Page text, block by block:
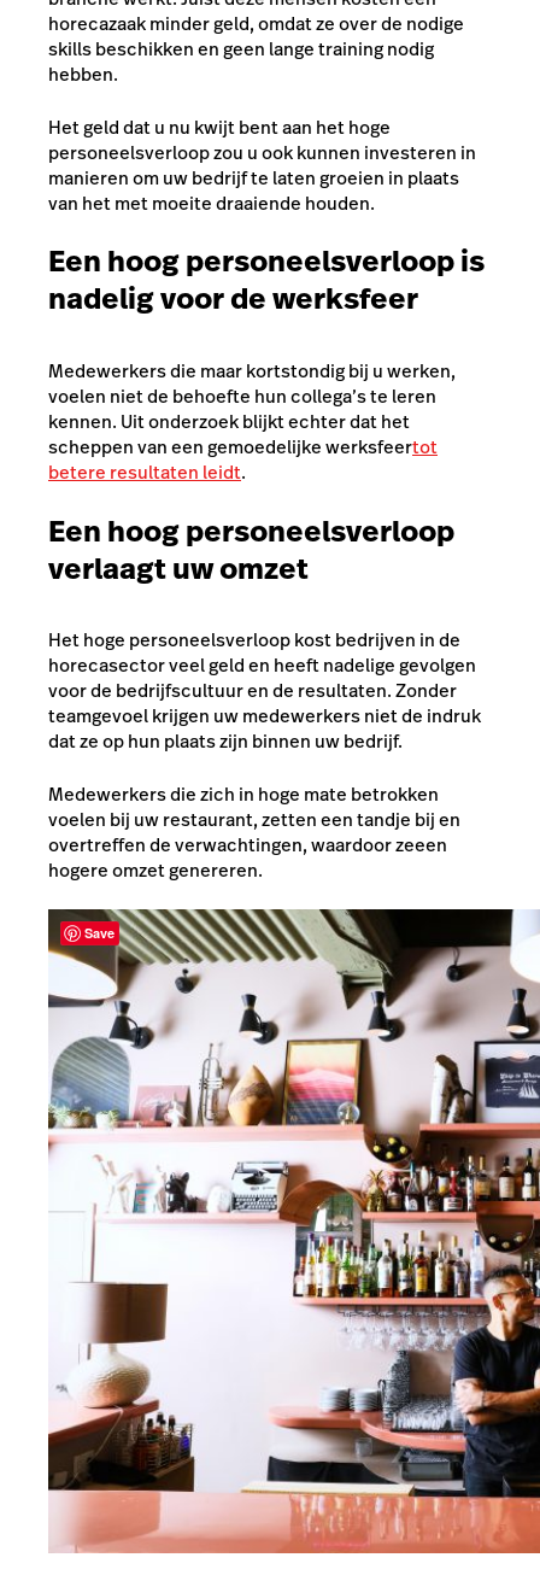
horecazaak minder geld, omdat ze over de nodige
skills beschikken en geen lange training nodig
hebben.
Het geld dat u nu kwijt bent aan het hoge
personeelsverloop zou u ook kunnen investeren in
manieren om uw bedrijf te laten groeien in plaats
van het met moeite draaiende houden.
Een hoog personeelsverloop is
nadelig voor de werksfeer
Medewerkers die maar kortstondig bij u werken,
voelen niet de behoefte hun collega’s te leren
kennen. Uit onderzoek blijkt echter dat het
scheppen van een gemoedelijke werksfeertot
betere resultaten leidt.
Een hoog personeelsverloop
verlaagt uw omzet
Het hoge personeelsverloop kost bedrijven in de
horecasector veel geld en heeft nadelige gevolgen
voor de bedrijfscultuur en de resultaten. Zonder
teamgevoel krijgen uw medewerkers niet de indruk
dat ze op hun plaats zijn binnen uw bedrijf.
Medewerkers die zich in hoge mate betrokken
voelen bij uw restaurant, zetten een tandje bij en
overtreffen de verwachtingen, waardoor zeeen
hogere omzet genereren.
Save